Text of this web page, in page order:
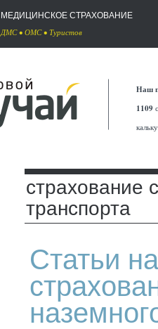
МЕДИЦИНСКОЕ СТРАХОВАНИЕ
ДМС• ОМС• Туристов
Наш
1109
страхование
транспорта
Статьи